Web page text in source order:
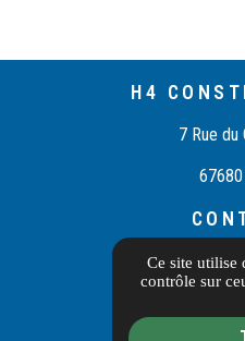
H4
7 Rue du
67680
03 55
Ce site utilise
contrôle sur